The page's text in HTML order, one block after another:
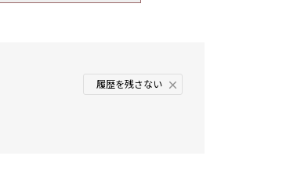
履歴を残さない